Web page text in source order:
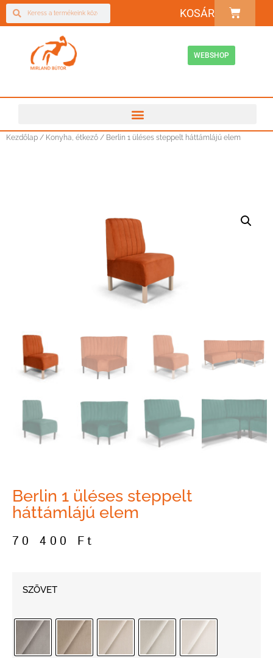
KOSÁR
WEBSHOP
Kezdőlap / Konyha, étkező / Berlin 1 üléses steppelt háttámlájú elem
Berlin 1 üléses steppelt
háttámlájú elem
70 400 Ft
SZÖVET